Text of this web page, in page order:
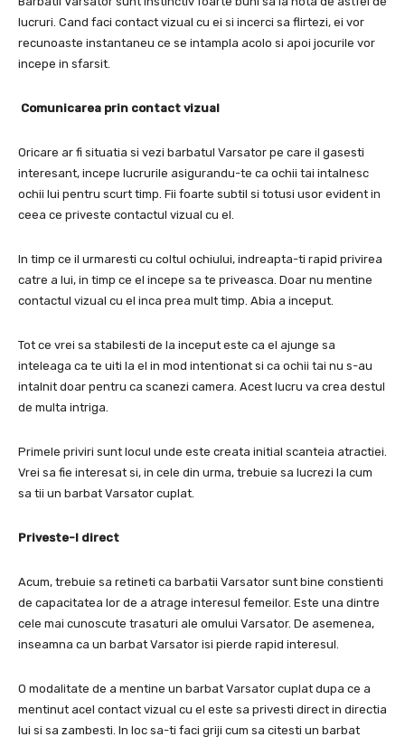
lucruri. Cand faci contact vizual cu ei si incerci sa flirtezi, ei vor
recunoaste instantaneu ce se intampla acolo si apoi jocurile vor
incepe in sfarsit.
Comunicarea prin contact vizual
Oricare ar fi situatia si vezi barbatul Varsator pe care il gasesti
interesant, incepe lucrurile asigurandu-te ca ochii tai intalnesc
ochii lui pentru scurt timp. Fii foarte subtil si totusi usor evident in
ceea ce priveste contactul vizual cu el.
In timp ce il urmaresti cu coltul ochiului, indreapta-ti rapid privirea
catre a lui, in timp ce el incepe sa te priveasca. Doar nu mentine
contactul vizual cu el inca prea mult timp. Abia a inceput.
Tot ce vrei sa stabilesti de la inceput este ca el ajunge sa
inteleaga ca te uiti la el in mod intentionat si ca ochii tai nu s-au
intalnit doar pentru ca scanezi camera. Acest lucru va crea destul
de multa intriga.
Primele priviri sunt locul unde este creata initial scanteia atractiei.
Vrei sa fie interesat si, in cele din urma, trebuie sa lucrezi la cum
sa tii un barbat Varsator cuplat.
Priveste-l direct
Acum, trebuie sa retineti ca barbatii Varsator sunt bine constienti
de capacitatea lor de a atrage interesul femeilor. Este una dintre
cele mai cunoscute trasaturi ale omului Varsator. De asemenea,
inseamna ca un barbat Varsator isi pierde rapid interesul.
O modalitate de a mentine un barbat Varsator cuplat dupa ce a
mentinut acel contact vizual cu el este sa privesti direct in directia
lui si sa zambesti. In loc sa-ti faci griji cum sa citesti un barbat